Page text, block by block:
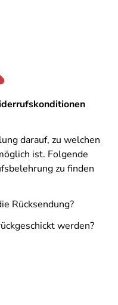
darauf, zu welchen
ist. Folgende
zu finden
Rücksendung?
werden?